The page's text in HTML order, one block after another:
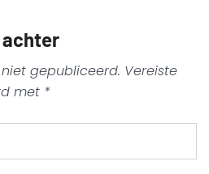
gepubliceerd. Vereiste
met *